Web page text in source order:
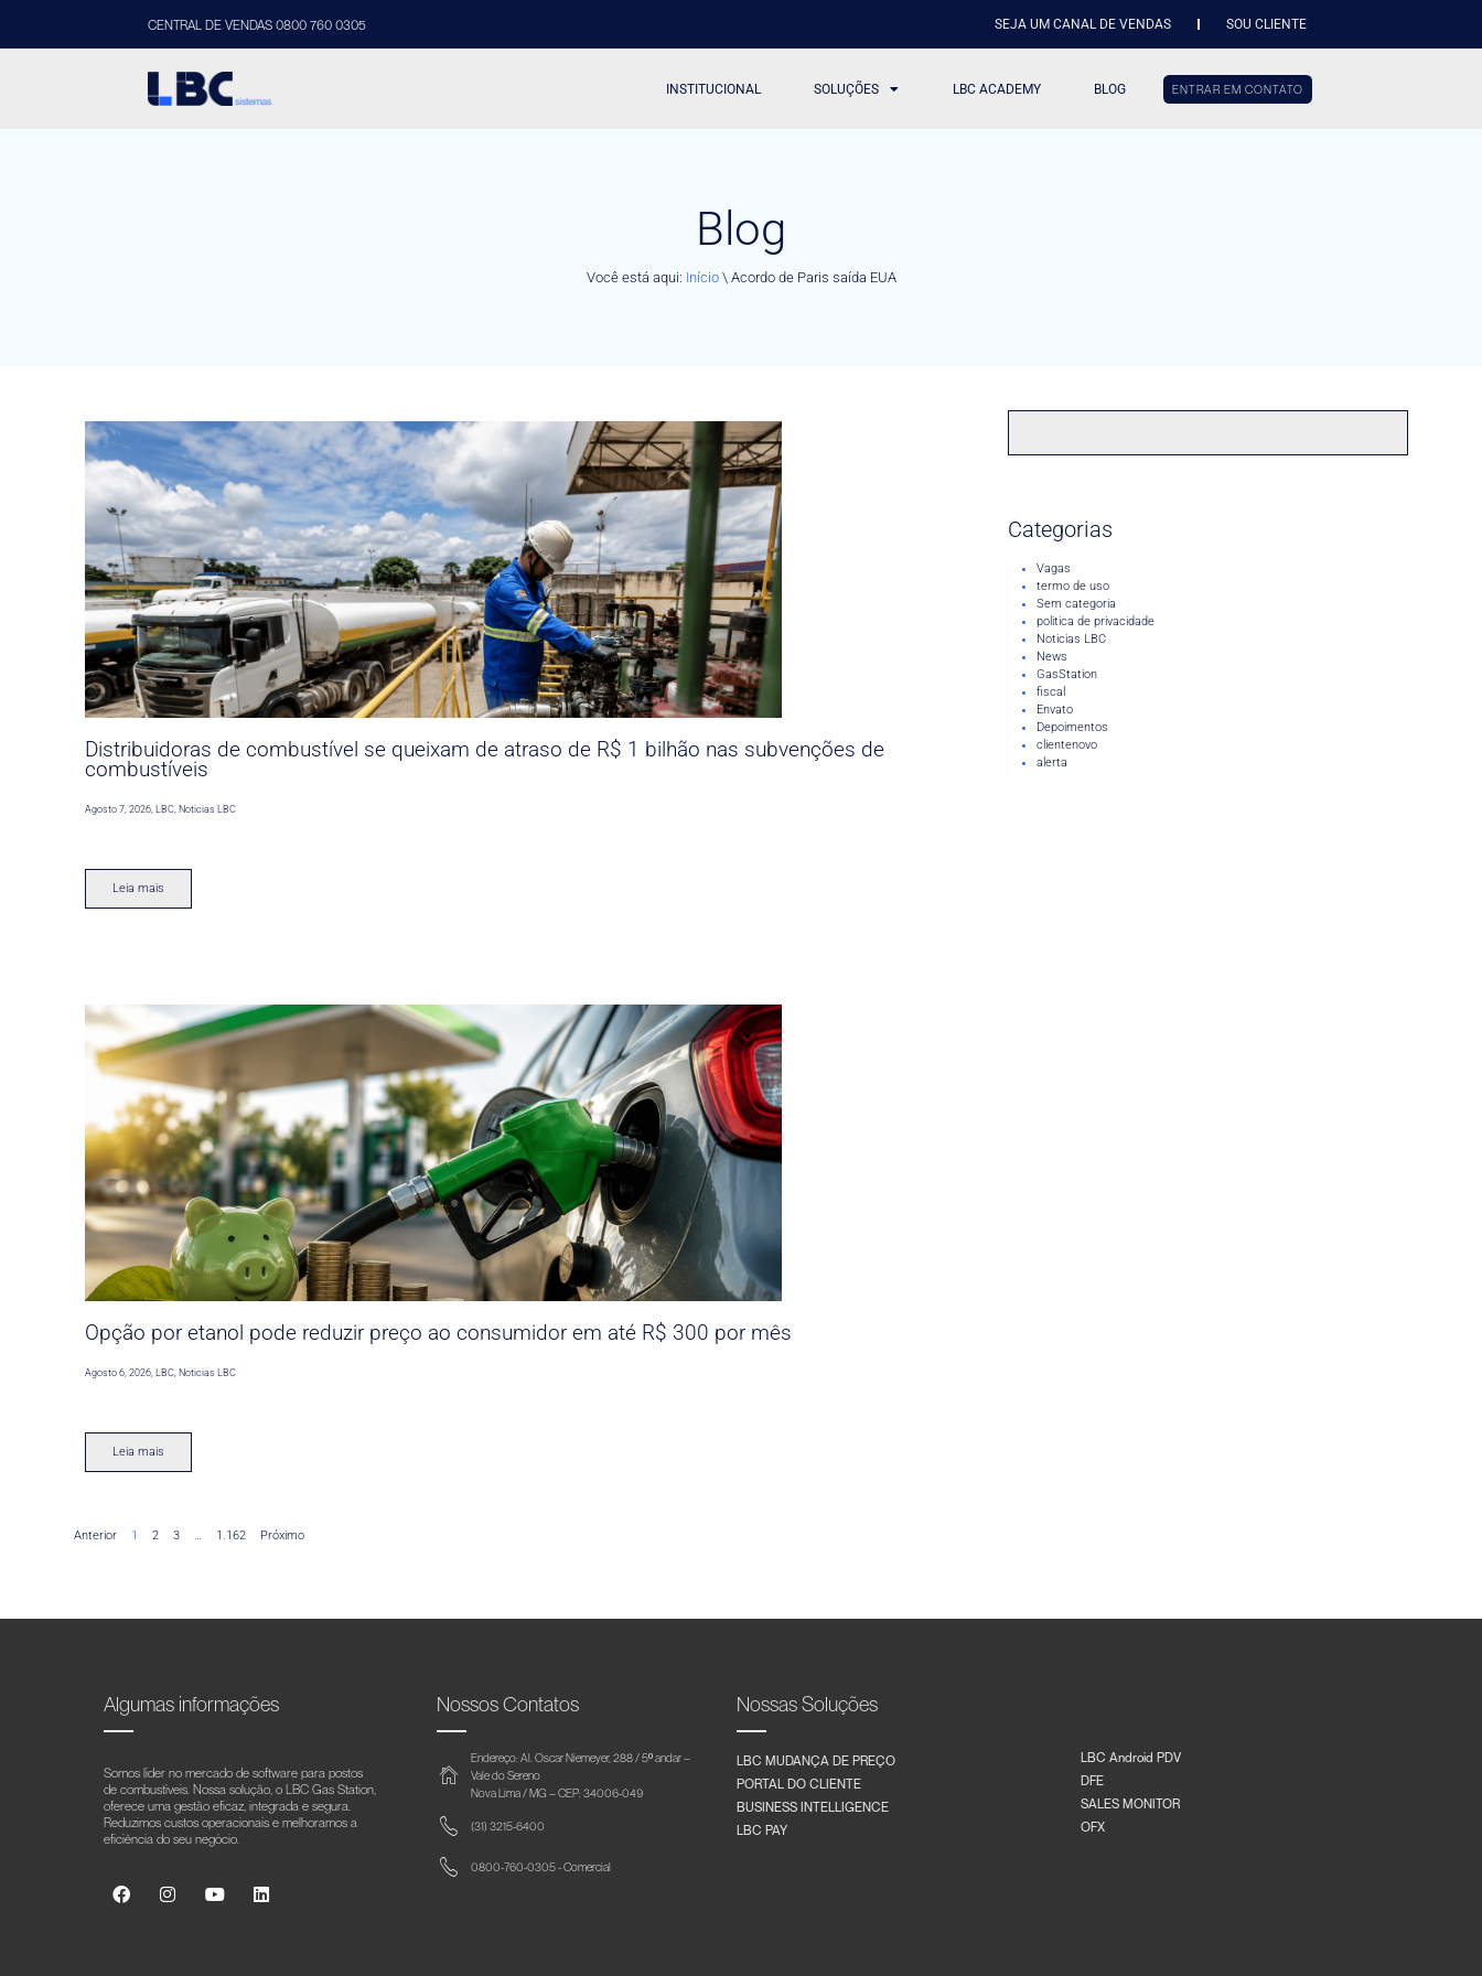
CENTRAL DE VENDAS 0800 760 0305 SEJA UM CANAL DE VENDAS SOU CLIENTE
INSTITUCIONAL SOLUÇÕES LBC ACADEMY BLOG ENTRAR EM CONTATO
Blog
Você está aqui: Início\ Acordo de Paris saída EUA
Distribuidoras de combustível se queixam de atraso de R$ 1 bilhão nas subvenções de
combustíveis
Agosto 7, 2026,LBC,Noticias LBC
Leia mais
Opção por etanol pode reduzir preço ao consumidor em até R$ 300 por mês
Agosto 6, 2026 ,LBC Noticias LBC
Leia mais
Anterior 1 2 3 … 1.162 Próximo
Categorias
Vagas
termo de uso
Sem categoria
politica de privacidade
Noticias LBC
News
GasStation
fiscal
Envato
Depoimentos
clientenovo
alerta
Algumas informações
Somos líder no mercado de software para postos
de combustíveis. Nossa solução, o LBC Gas Station,
oferece uma gestão eficaz, integrada e segura.
Reduzimos custos operacionais e melhoramos a
eficiência do seu negócio.
Nossos Contatos
Endereço: Al. Oscar Niemeyer, 288 / 5º andar –
Vale do Sereno
Nova Lima / MG – CEP: 34006-049
(31) 3215-6400
0800-760-0305 - Comercial
Nossas Soluções
LBC MUDANÇA DE PREÇO
PORTAL DO CLIENTE
BUSINESS INTELLIGENCE
LBC PAY
LBC Android PDV
DFE
SALES MONITOR
OFX